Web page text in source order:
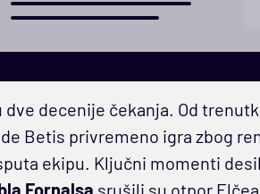
decenije čekanja. Od
Betis privremeno igra zbog
ekipu. Ključni momenti